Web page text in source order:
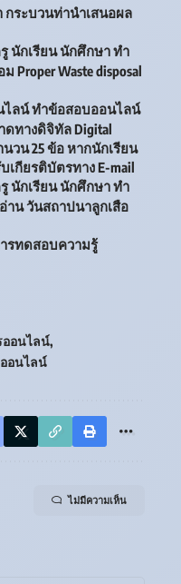
กระบวนท่านำเสนอผล
นักเรียน นักศึกษา ทำ
Waste disposal
ไลน์ ทำข้อสอบออนไลน์
ทางดิจิทัล Digital
วน 25 ข้อ หากนักเรียน
กียรติบัตรทาง E-mail
นักเรียน นักศึกษา ทำ
าน วันสถาปนาลูกเสือ
รทดสอบความรู้
ออนไลน์
อนไลน์
ไม่มีความเห็น